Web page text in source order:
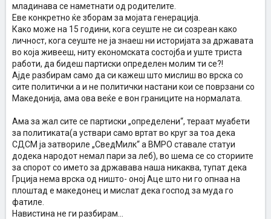
младинава се наметнати од родителите.
Еве конкретно ќе зборам за мојата генерација.
Како може на 15 години, кога сеуште не си созреан како
личност, кога сеуште не ја знаеш ни историјата за државата
во која живееш, ниту економската состојба и уште триста
работи, да бидеш партиски определен молим ти се?!
Ајде разбирам само да си кажеш што мислиш во врска со
сите политички а и не политички настани кои се поврзани со
Македонија, ама ова веќе е вон границите на нормалата.
Ама за жал сите се партиски „определени“, тераат муабети
за политиката(а уствари само вртат во круг за тоа дека
СДСМ ја затвориле „СведМилк“ а ВМРО ставале статуи
додека народот немал пари за леб), во шема се со сториите
за спорот со името за државава наша никаква, тупат дека
Грција нема врска од ништо- оној Аце што ни го опнаа на
плоштад е македонец и мислат дека господ за муда го
фатиле.
Навистина не ги разбирам...